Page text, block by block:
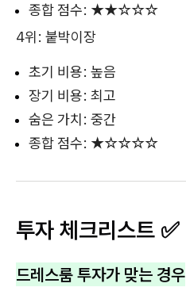
종합 점수: ★★☆☆☆
4위: 붙박이장
초기 비용: 높음
장기 비용: 최고
숨은 가치: 중간
종합 점수: ★☆☆☆☆
투자 체크리스트 ✅
드레스룸 투자가 맞는 경우